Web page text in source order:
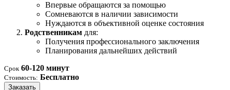
Впервые обращаются за помощью
Сомневаются в наличии зависимости
Нуждаются в объективной оценке состояния
Родственникам для:
Получения профессионального заключения
Планирования дальнейших действий
Срок 60-120 минут
Стоимость: Бесплатно
Заказать